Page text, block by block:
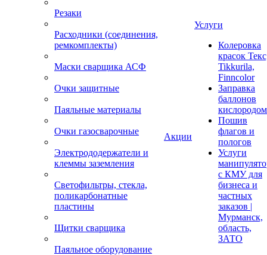
Резаки
Расходники (соединения,
ремкомплекты)
Маски сварщика АСФ
Очки защитные
Паяльные материалы
Очки газосварочные
Электрододержатели и
клеммы заземления
Светофильтры, стекла,
поликарбонатные
пластины
Щитки сварщика
Паяльное оборудование
Акции
Услуги
Колеровка
красок
Tikkurila,
Finncolor
Заправка
баллонов
кислородом
Пошив
флагов и
пологов
Услуги
с КМУ для
бизнеса и
частных
заказов |
Мурманск,
область,
ЗАТО